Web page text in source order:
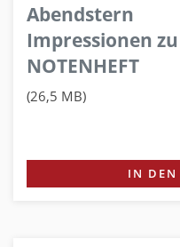
Abendstern
Impressionen
NOTENHEFT
(26,5 MB)
IN DEN